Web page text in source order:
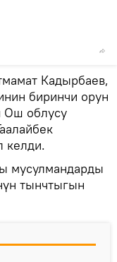
Кадырбаев,
биринчи орун
Ош облусу
келди.
мусулмандарды
тынчтыгын